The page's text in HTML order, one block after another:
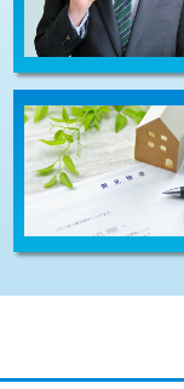
持込商品取付（混
持込商品取付（浄
給水管工事※（ホ
給水管工事※（バ
給水管工事※（支